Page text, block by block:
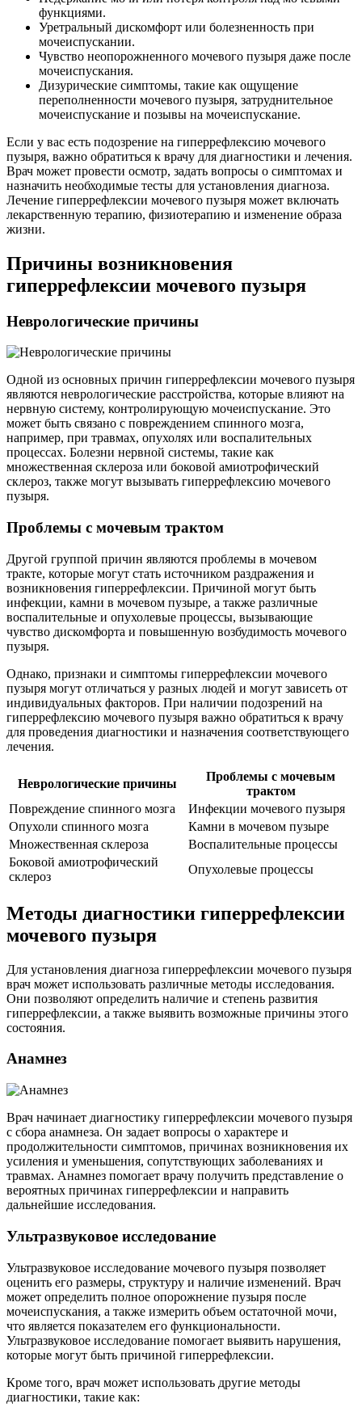
функциями.
Уретральный дискомфорт или болезненность при
мочеиспускании.
Чувство неопорожненного мочевого пузыря даже после
мочеиспускания.
Дизурические симптомы, такие как ощущение
переполненности мочевого пузыря, затруднительное
мочеиспускание и позывы на мочеиспускание.
Если у вас есть подозрение на гиперрефлексию мочевого
пузыря, важно обратиться к врачу для диагностики и лечения.
Врач может провести осмотр, задать вопросы о симптомах и
назначить необходимые тесты для установления диагноза.
Лечение гиперрефлексии мочевого пузыря может включать
лекарственную терапию, физиотерапию и изменение образа
жизни.
Причины возникновения
гиперрефлексии мочевого пузыря
Неврологические причины
Одной из основных причин гиперрефлексии мочевого пузыря
являются неврологические расстройства, которые влияют на
нервную систему, контролирующую мочеиспускание. Это
может быть связано с повреждением спинного мозга,
например, при травмах, опухолях или воспалительных
процессах. Болезни нервной системы, такие как
множественная склероза или боковой амиотрофический
склероз, также могут вызывать гиперрефлексию мочевого
пузыря.
Проблемы с мочевым трактом
Другой группой причин являются проблемы в мочевом
тракте, которые могут стать источником раздражения и
возникновения гиперрефлексии. Причиной могут быть
инфекции, камни в мочевом пузыре, а также различные
воспалительные и опухолевые процессы, вызывающие
чувство дискомфорта и повышенную возбудимость мочевого
пузыря.
Однако, признаки и симптомы гиперрефлексии мочевого
пузыря могут отличаться у разных людей и могут зависеть от
индивидуальных факторов. При наличии подозрений на
гиперрефлексию мочевого пузыря важно обратиться к врачу
для проведения диагностики и назначения соответствующего
лечения.
Неврологические причины
Проблемы с мочевым
трактом
Повреждение спинного мозга
Инфекции мочевого пузыря
Опухоли спинного мозга
Камни в мочевом пузыре
Множественная склероза
Воспалительные процессы
Боковой амиотрофический
склероз
Опухолевые процессы
Методы диагностики гиперрефлексии
мочевого пузыря
Для установления диагноза гиперрефлексии мочевого пузыря
врач может использовать различные методы исследования.
Они позволяют определить наличие и степень развития
гиперрефлексии, а также выявить возможные причины этого
состояния.
Анамнез
Врач начинает диагностику гиперрефлексии мочевого пузыря
с сбора анамнеза. Он задает вопросы о характере и
продолжительности симптомов, причинах возникновения их
усиления и уменьшения, сопутствующих заболеваниях и
травмах. Анамнез помогает врачу получить представление о
вероятных причинах гиперрефлексии и направить
дальнейшие исследования.
Ультразвуковое исследование
Ультразвуковое исследование мочевого пузыря позволяет
оценить его размеры, структуру и наличие изменений. Врач
может определить полное опорожнение пузыря после
мочеиспускания, а также измерить объем остаточной мочи,
что является показателем его функциональности.
Ультразвуковое исследование помогает выявить нарушения,
которые могут быть причиной гиперрефлексии.
Кроме того, врач может использовать другие методы
диагностики, такие как: